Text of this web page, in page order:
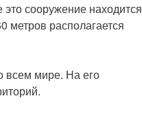
сооружение находится
располагается
всем мире. На его